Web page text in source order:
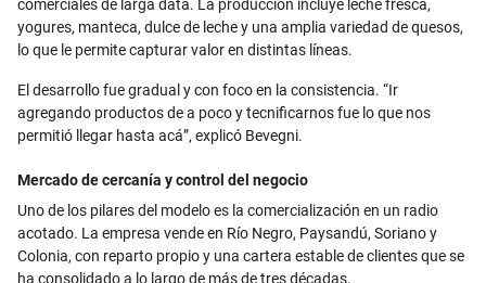
comerciales de larga data. La producción incluye leche fresca,
yogures, manteca, dulce de leche y una amplia variedad de quesos,
lo que le permite capturar valor en distintas líneas.
El desarrollo fue gradual y con foco en la consistencia. “Ir
agregando productos de a poco y tecnificarnos fue lo que nos
permitió llegar hasta acá”, explicó Bevegni.
Mercado de cercanía y control del negocio
Uno de los pilares del modelo es la comercialización en un radio
acotado. La empresa vende en Río Negro, Paysandú, Soriano y
Colonia, con reparto propio y una cartera estable de clientes que se
ha consolidado a lo largo de más de tres décadas.